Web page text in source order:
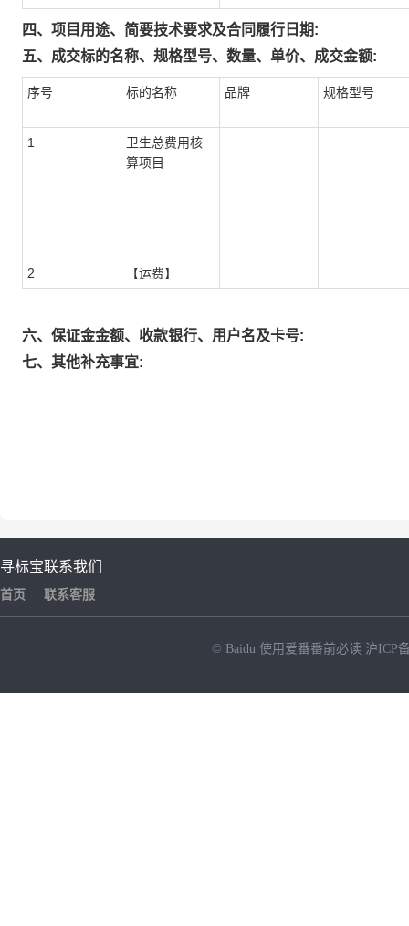
四、项目用途、简要技术要求及合同履行日期:
五、成交标的名称、规格型号、数量、单价、成交金额:
序号 标的名称 品牌 规格型号
1
卫生总费用核
算项目
2 【运费】
六、保证金金额、收款银行、用户名及卡号:
七、其他补充事宜:
寻标宝
首页
联系我们
联系客服
© Baidu 使用爱番番前必读 沪ICP